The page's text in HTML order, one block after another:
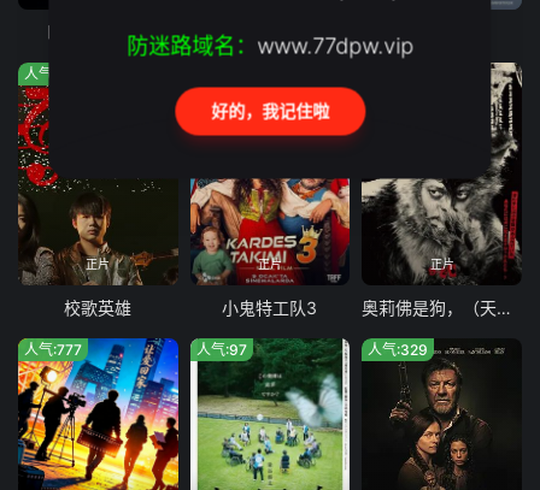
晚宴上的死亡 奇怪的零食店钱天堂
正片
人气:640
校歌英雄
正片
小鬼特工队3
正片
奥莉佛是狗，（天哪！！）这家伙电影版
人气:777 人气:97 人气:329
防迷路域名： www.77dpw.vip
好的，我记住啦